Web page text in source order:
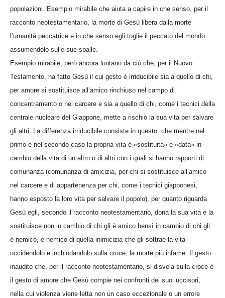
popolazioni. Esempio mirabile che aiuta a capire in che senso, per il
racconto neotestamentario, la morte di Gesù libera dalla morte
l’umanità peccatrice e in che senso egli toglie il peccato del mondo
assumendolo sulle sue spalle.
Esempio mirabile, però ancora lontano da ciò che, per il Nuovo
Testamento, ha fatto Gesù il cui gesto è irriducibile sia a quello di chi,
per amore si sostituisce all’amico rinchiuso nel campo di
concentramento o nel carcere e sia a quello di chi, come i tecnici della
centrale nucleare del Giappone, mette a rischio la sua vita per salvare
gli altri. La differenza irriducibile consiste in questo: che mentre nel
primo e nel secondo caso la propria vita è «sostituita» e «data» in
cambio della vita di un altro o di altri con i quali si hanno rapporti di
comunanza (comunanza di amicizia, per chi si sostituisce all’amico
nel carcere e di appartenenza per chi, come i tecnici giapponesi,
hanno esposto la loro vita per salvare il popolo), per quanto riguarda
Gesù egli, secondo il racconto neotestamentario, dona la sua vita e la
sostituisce non in cambio di chi gli è amico bensì in cambio di chi gli
è nemico, e nemico di quella inimicizia che gli sottrae la vita
uccidendolo e inchiodandolo sulla croce, la morte più infame. Il gesto
inaudito che, per il racconto neotestamentario, si disvela sulla croce è
il gesto di amore che Gesù compie nei confronti dei suoi uccisori,
nella cui violenza viene letta non un caso eccezionale o un errore